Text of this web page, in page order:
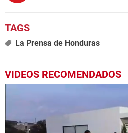
La Prensa de Honduras
VIDEOS RECOMENDADOS